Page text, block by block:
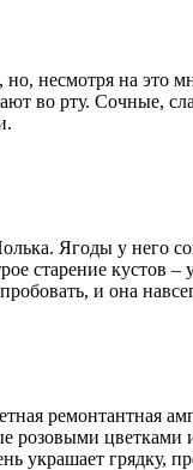
несмотря на
во рту. Сочные,
Ягоды у него
старение кустов
и она
ремонтантная
розовыми
украшает